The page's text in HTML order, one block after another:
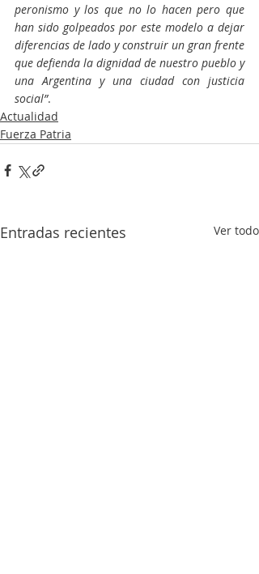
peronismo y los que no lo hacen pero que
han sido golpeados por este modelo a dejar
diferencias de lado y construir un gran frente
que defienda la dignidad de nuestro pueblo y
una Argentina y una ciudad con justicia
social”.
Actualidad
Fuerza Patria
Entradas recientes Ver todo